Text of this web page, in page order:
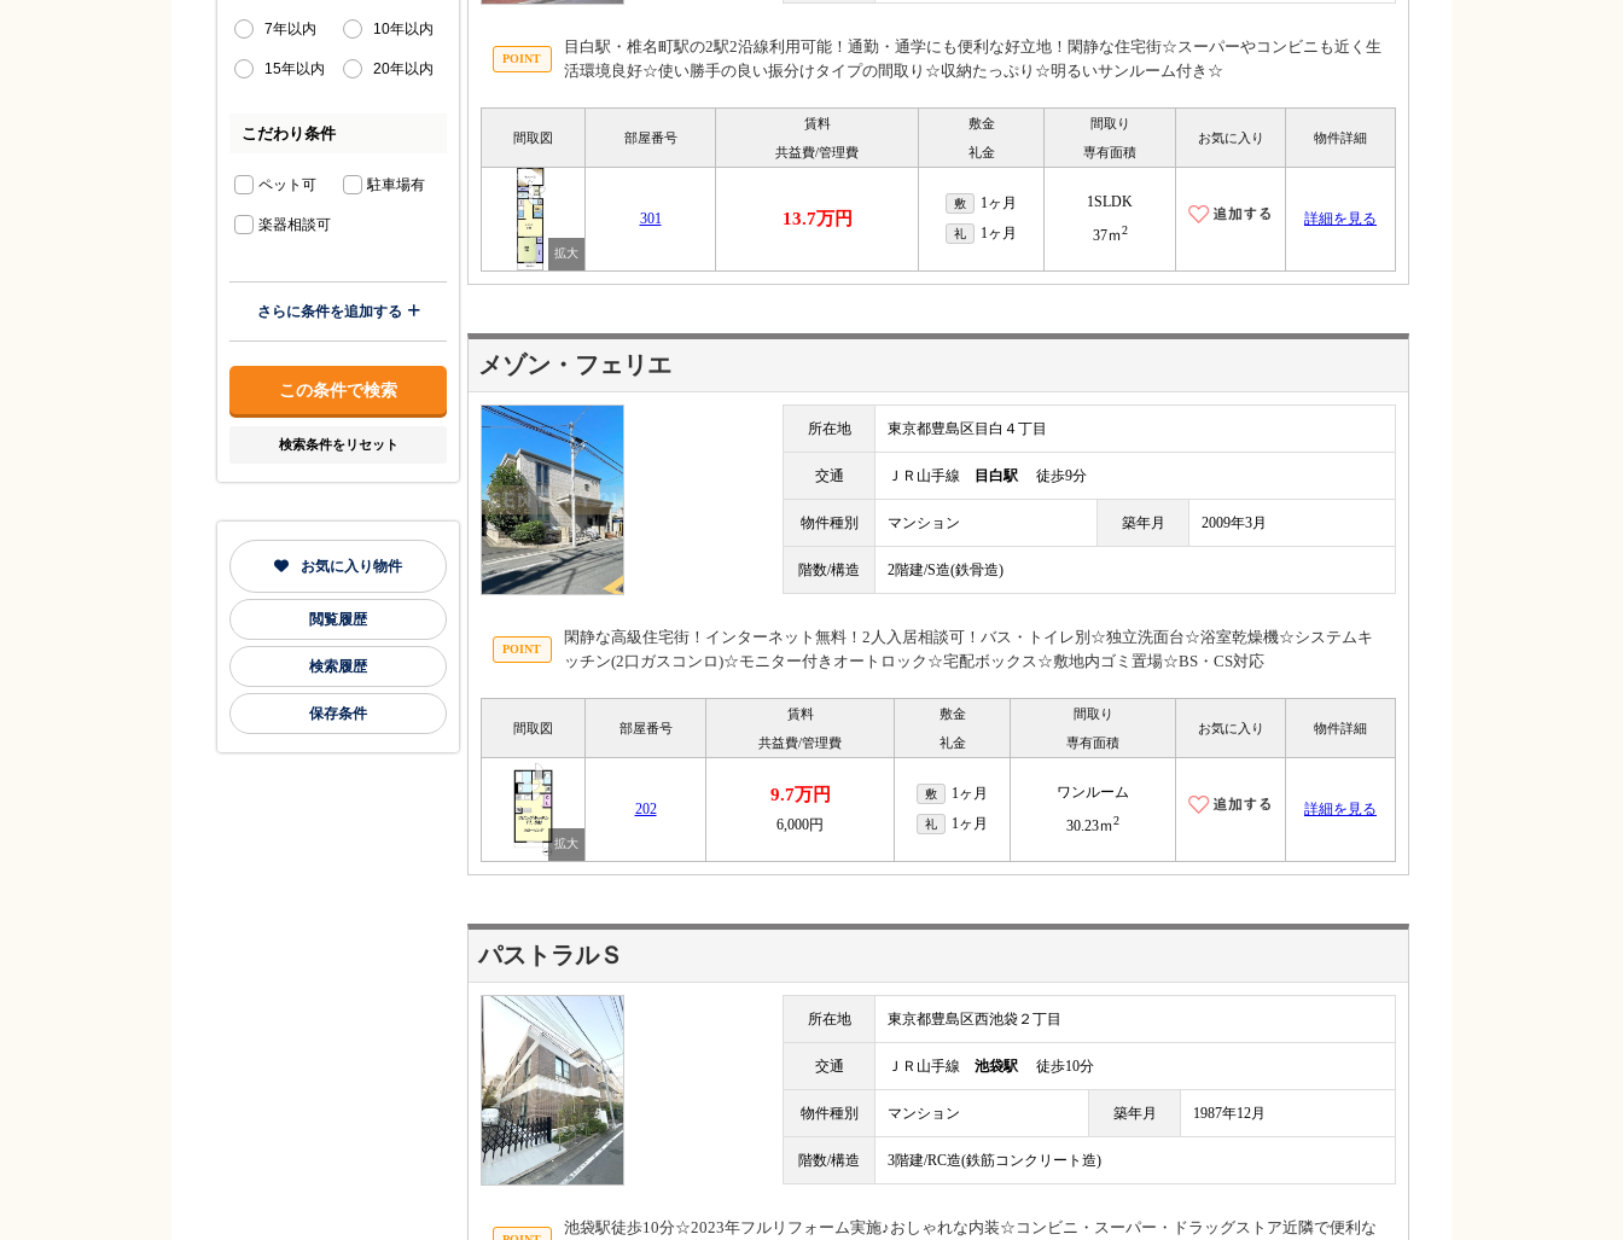
目白駅・椎名町駅の2駅2沿線利用可能！通勤・通学にも便利な好立地！閑静な住宅街☆スーパーやコンビニも近く生
活環境良好☆使い勝手の良い振分けタイプの間取り☆収納たっぷり☆明るいサンルーム付き☆
間取図 部屋番号
賃料
共益費/管理費
敷金
礼金
間取り
専有面積
お気に入り 物件詳細
301 13.7万円
敷 1ヶ月
礼 1ヶ月
1SLDK
37ｍ2
詳細を見る
メゾン・フェリエ
所在地 東京都豊島区目白４丁目
交通 ＪＲ山手線 目白駅 徒歩9分
物件種別 マンション 築年月 2009年3月
階数/構造 2階建/S造(鉄骨造)
閑静な高級住宅街！インターネット無料！2人入居相談可！バス・トイレ別☆独立洗面台☆浴室乾燥機☆システムキ
ッチン(2口ガスコンロ)☆モニター付きオートロック☆宅配ボックス☆敷地内ゴミ置場☆BS・CS対応
間取図 部屋番号
賃料
共益費/管理費
敷金
礼金
間取り
専有面積
お気に入り 物件詳細
202
9.7万円
6,000円
敷 1ヶ月
礼 1ヶ月
ワンルーム
30.23ｍ2
詳細を見る
パストラルＳ
所在地 東京都豊島区西池袋２丁目
交通 ＪＲ山手線 池袋駅 徒歩10分
物件種別 マンション 築年月 1987年12月
階数/構造 3階建/RC造(鉄筋コンクリート造)
池袋駅徒歩10分☆2023年フルリフォーム実施♪おしゃれな内装☆コンビニ・スーパー・ドラッグストア近隣で便利な
7年以内 10年以内
15年以内 20年以内
こだわり条件
ペット可 駐車場有
楽器相談可
さらに条件を追加する
検索条件をリセット
お気に入り物件
閲覧履歴
検索履歴
保存条件